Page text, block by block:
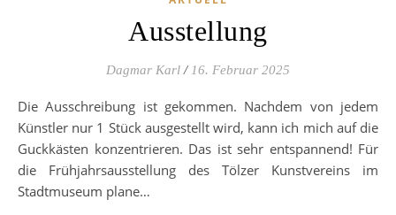
Ausstellung
Dagmar Karl / 16. Februar 2025
Die Ausschreibung ist gekommen. Nachdem von jedem
Künstler nur 1 Stück ausgestellt wird, kann ich mich auf die
Guckkästen konzentrieren. Das ist sehr entspannend! Für
die Frühjahrsausstellung des Tölzer Kunstvereins im
Stadtmuseum plane…